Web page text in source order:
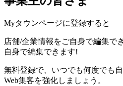
Myタウンページに登録すると
店舗/企業情報をご自身で編集で
自身で編集できます!
無料登録で、いつでも何度でも
Web集客を強化しましょう。